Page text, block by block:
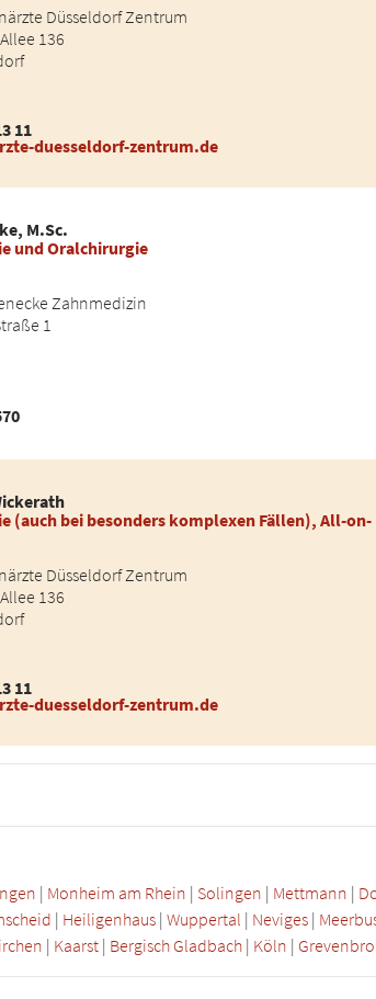
Düsseldorf Zentrum
136
11
duesseldorf-zentrum.de
M.Sc.
und Oralchirurgie
Zahnmedizin
1
(auch bei besonders komplexen Fällen), All-on-
Düsseldorf Zentrum
136
11
duesseldorf-zentrum.de
| Monheim am Rhein | Solingen | Mettmann |
| Heiligenhaus |Wuppertal | Neviges |
| Kaarst | Bergisch Gladbach | Köln |